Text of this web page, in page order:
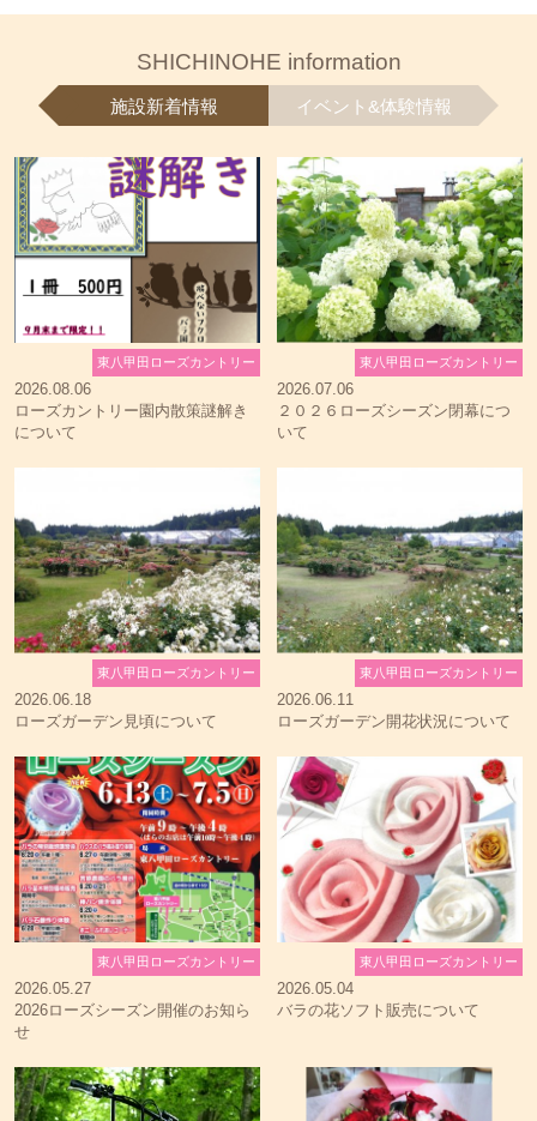
SHICHINOHE information
施設新着情報
東八甲田ローズカントリー
2026.08.06
ローズカントリー園内散策謎解き
について
東八甲田ローズカントリー
2026.07.06
２０２６ローズシーズン閉幕につ
いて
東八甲田ローズカントリー
2026.06.18
ローズガーデン見頃について
東八甲田ローズカントリー
2026.06.11
ローズガーデン開花状況について
東八甲田ローズカントリー
2026.05.27
2026ローズシーズン開催のお知ら
せ
東八甲田ローズカントリー
2026.05.04
バラの花ソフト販売について
イベント&体験情報